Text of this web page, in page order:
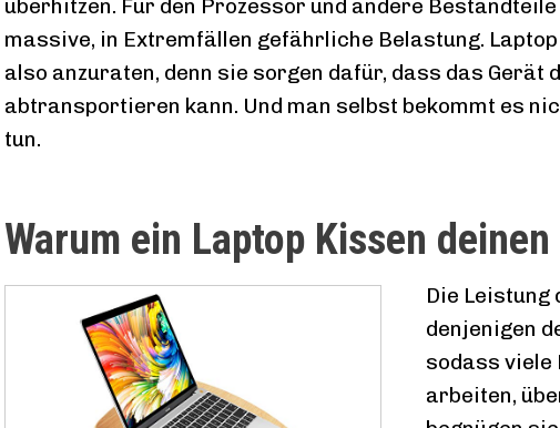
überhitzen. Für den Prozessor und andere
massive, in Extremfällen gefährliche Belastung.
also anzuraten, denn sie sorgen dafür, dass das Gerät
abtransportieren kann. Und man selbst bekommt es
tun.
Warum ein Laptop Kissen
Die Leistung
denjenigen
sodass viele
arbeiten,